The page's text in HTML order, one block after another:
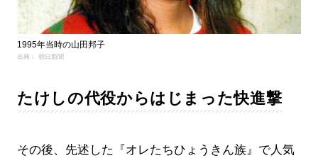
1995年当時の山田邦子
出典： 朝日新聞
たけしの代役からはじまった快進撃
その後、先述した『オレたちひょうきん族』で人気